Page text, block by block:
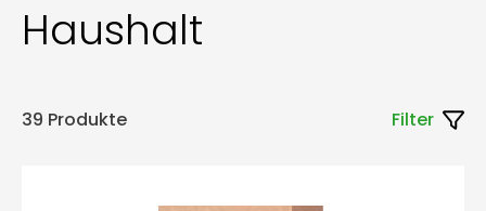
Haushalt
39 Produkte Filter